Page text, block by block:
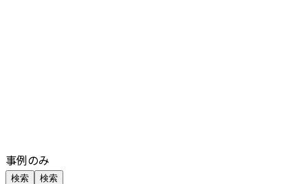
事例のみ
検索 検索